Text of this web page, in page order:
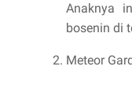
Anaknya
bosenin di
Meteor